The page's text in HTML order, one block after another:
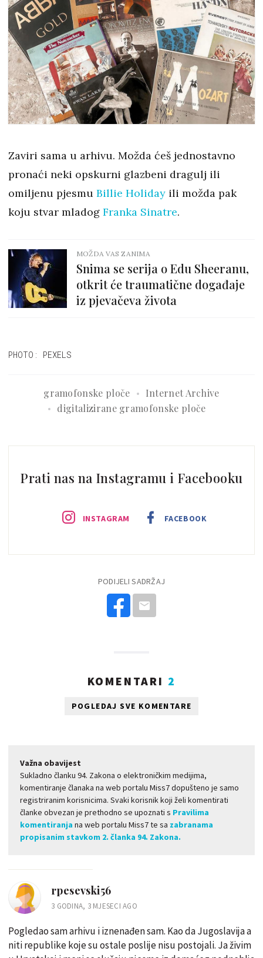
Zaviri sama u arhivu. Možda ćeš jednostavno
pronaći neki opskurni glazbeni dragulj ili
omiljenu pjesmu Billie Holiday ili možda pak
koju stvar mladog Franka Sinatre.
MOŽDA VAS ZANIMA
Snima se serija o Edu Sheeranu,
otkrit će traumatične događaje
iz pjevačeva života
PHOTO: PEXELS
gramofonske ploče
Internet Archive
digitalizirane gramofonske ploče
Prati nas na Instagramu i Facebooku
INSTAGRAM FACEBOOK
PODIJELI SADRŽAJ
KOMENTARI 2
POGLEDAJ SVE KOMENTARE
Važna obavijest
Sukladno članku 94. Zakona o elektroničkim medijima,
komentiranje članaka na web portalu Miss7 dopušteno je samo
registriranim korisnicima. Svaki korisnik koji želi komentirati
članke obvezan je prethodno se upoznati s Pravilima
komentiranja na web portalu Miss7 te sa zabranama
propisanim stavkom 2. članka 94. Zakona.
rpesevski56
3 GODINA, 3 MJESECI AGO
Pogledao sam arhivu i iznenađen sam. Kao da Jugoslavija a
niti republike koje su ostale poslije nisu postojali. Ja živim